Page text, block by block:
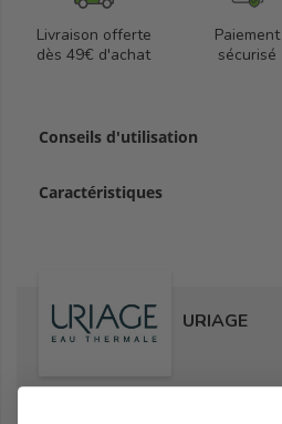
Livraison offerte
dès 49€ d'achat
Paiement
sécurisé
Conseils d'utilisation
Caractéristiques
URIAGE